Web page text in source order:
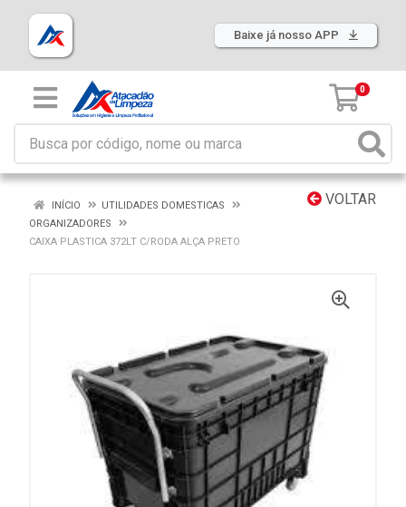
Baixe já nosso APP
0
VOLTAR
INÍCIO
UTILIDADES DOMESTICAS
ORGANIZADORES
CAIXA PLASTICA 372LT C/RODA ALÇA PRETO